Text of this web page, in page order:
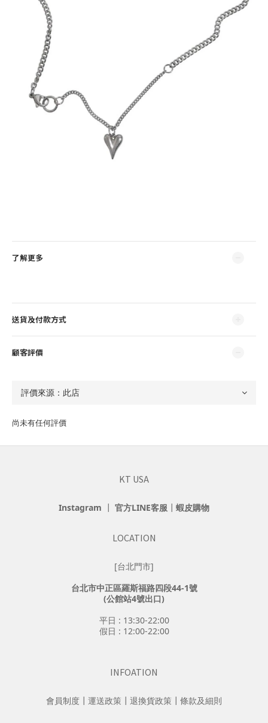
了解更多
送貨及付款方式
顧客評價
尚未有任何評價
KT USA
Instagram ┃ 官方LINE客服 ┃ 蝦皮購物
LOCATION
[台北門市]
台北市中正區羅斯福路四段44-1號
(公館站4號出口)
平日 : 13:30-22:00
假日 : 12:00-22:00
INFOATION
會員制度 ┃ 運送政策 ┃ 退換貨政策 ┃ 條款及細則